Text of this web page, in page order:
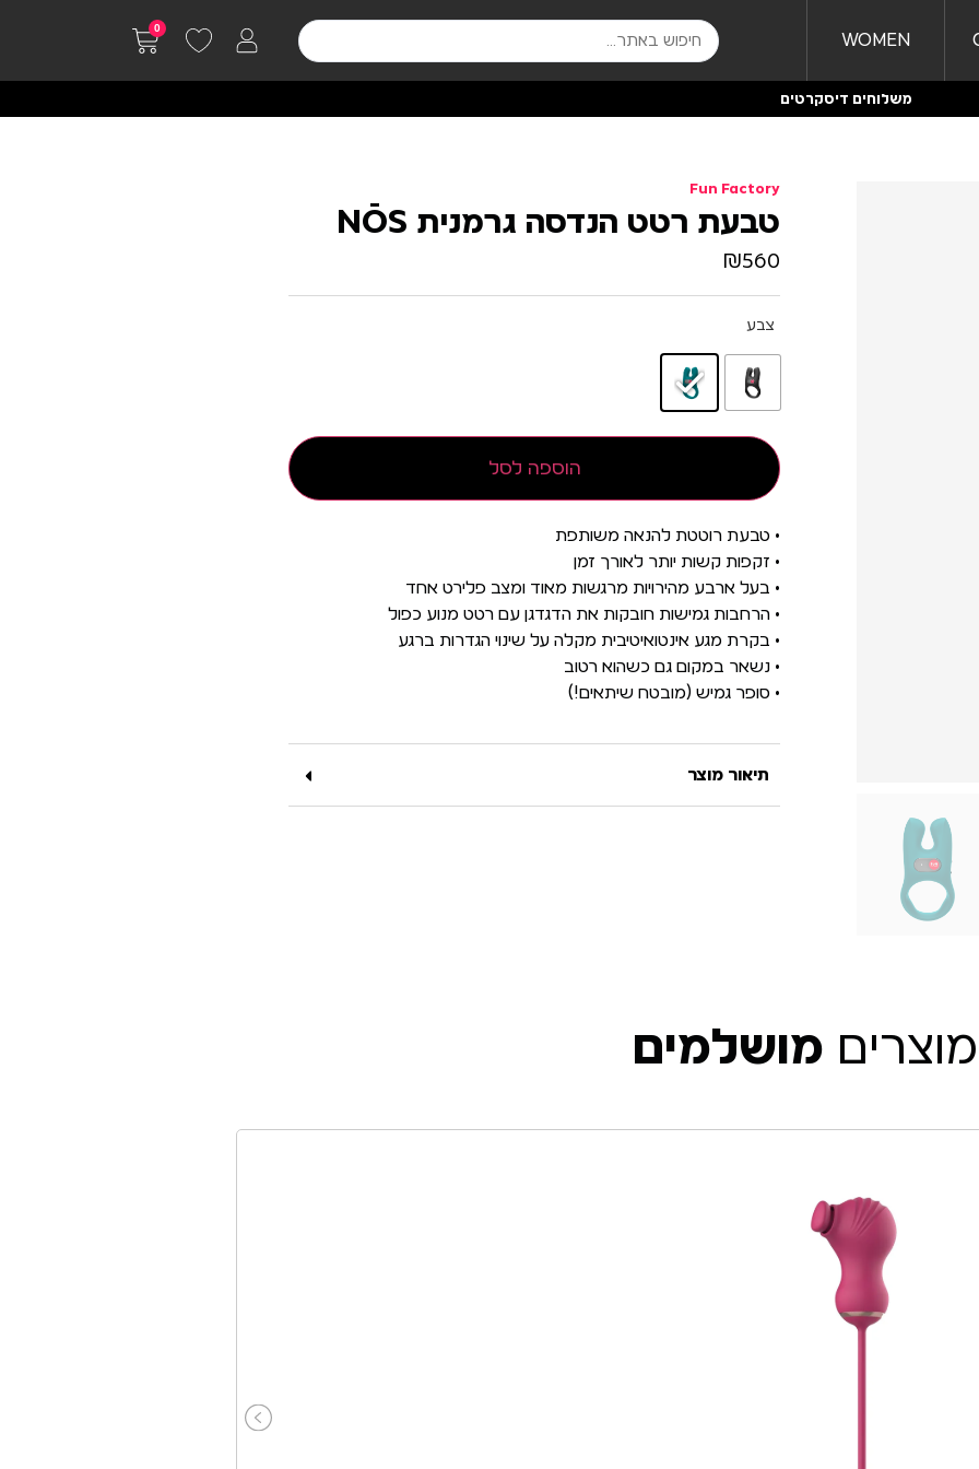
WOMEN
0
משלוחים דיסקרטים
Fun Factory
טבעת רטט הנדסה גרמנית NŌS
₪560
צבע
הוספה לסל
• טבעת רוטטת להנאה משותפת
• זקפות קשות יותר לאורך זמן
• בעל ארבע מהירויות מרגשות מאוד ומצב פלירט אחד
• הרחבות גמישות חובקות את הדגדגן עם רטט מנוע כפול
• בקרת מגע אינטואיטיבית מקלה על שינוי הגדרות ברגע
• נשאר במקום גם כשהוא רטוב
• סופר גמיש (מובטח שיתאים!)
תיאור מוצר
מושלמים